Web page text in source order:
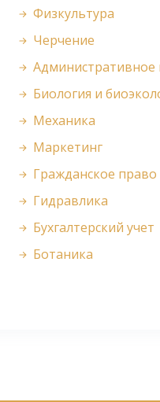
Физкультура
Черчение
Административное
Биология и
Механика
Маркетинг
Гражданское право
Гидравлика
Бухгалтерский учет
Ботаника